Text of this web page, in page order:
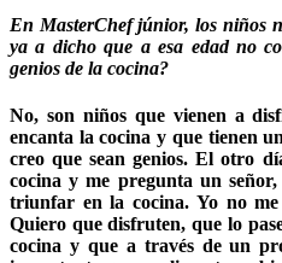
En MasterChef júnior, los niños
ya a dicho que a esa edad no
genios de la cocina?
No, son niños que vienen a
encanta la cocina y que tienen
creo que sean genios. El otro
cocina y me pregunta un
triunfar en la cocina. Yo no
Quiero que disfruten, que lo
cocina y que a través de un